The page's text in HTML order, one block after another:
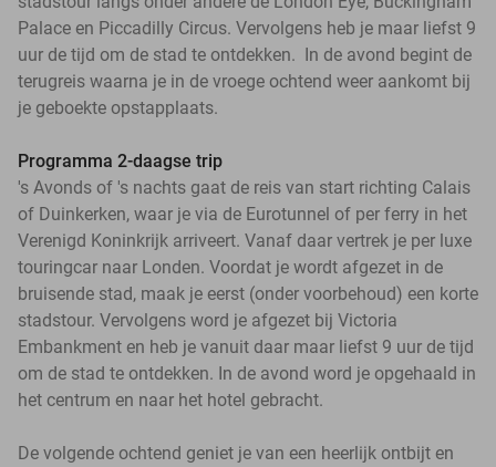
Palace en Piccadilly Circus. Vervolgens heb je maar liefst 9
uur de tijd om de stad te ontdekken. In de avond begint de
terugreis waarna je in de vroege ochtend weer aankomt bij
je geboekte opstapplaats.
Programma 2-daagse trip
's Avonds of 's nachts gaat de reis van start richting Calais
of Duinkerken, waar je via de Eurotunnel of per ferry in het
Verenigd Koninkrijk arriveert. Vanaf daar vertrek je per luxe
touringcar naar Londen. Voordat je wordt afgezet in de
bruisende stad, maak je eerst (onder voorbehoud) een korte
stadstour. Vervolgens word je afgezet bij Victoria
Embankment en heb je vanuit daar maar liefst 9 uur de tijd
om de stad te ontdekken. In de avond word je opgehaald in
het centrum en naar het hotel gebracht.
De volgende ochtend geniet je van een heerlijk ontbijt en